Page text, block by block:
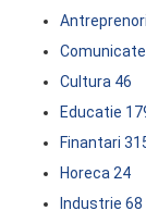
Cultura 46
Educatie
Finantari
Horeca 24
Industrie 68